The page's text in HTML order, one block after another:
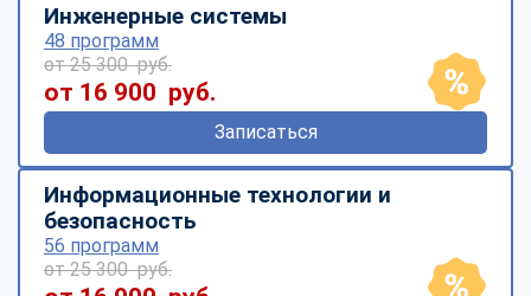
Инженерные системы
48 программ
от 25 300 руб.
от 16 900 руб.
Записаться
Информационные технологии и
безопасность
56 программ
от 25 300 руб.